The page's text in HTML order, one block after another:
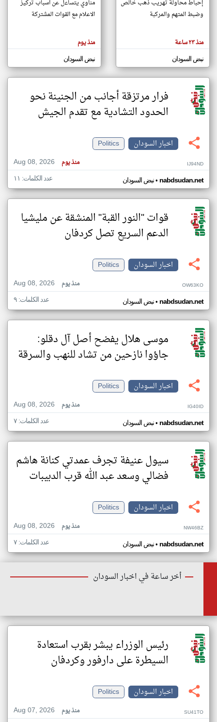
مصادر الأخبار من السودان
اخبار السودان على مدار الساعة
أهم اخبار السودان العاجلة والمباشرة
المقالات
الموجوده
هنا عن
وجهة
كاتبيها.
إحباط محاولة تهريب ذهب خالص
وضبط المتهم والمركبة
منذ ٢٣ ساعة
نبض السودان
مناوي يتساءل عن أسباب تركيز
الاعلام مع القوات المشتركة
منذ يوم
نبض السودان
فرار مرتزقة أجانب من الجنينة نحو
الحدود التشادية مع تقدم الجيش
اخبار السودان
Politics
Aug 08, 2026
منذ يوم IJ94ND
نبض السودان• nabdsudan.net عدد الكلمات: ١١
قوات "النور القبة" المنشقة عن مليشيا
الدعم السريع تصل كردفان
اخبار السودان
Politics
Aug 08, 2026
منذ يوم OW63KO
نبض السودان• nabdsudan.net عدد الكلمات: ٩
موسى هلال يفضح أصل آل دقلو:
جاؤوا نازحين من تشاد للنهب والسرقة
اخبار السودان
Politics
Aug 08, 2026
منذ يوم IG40ID
نبض السودان• nabdsudan.net عدد الكلمات: ٧
سيول عنيفة تجرف عمدتي كنانة هاشم
فضالي وسعد عبد الله قرب الدبيبات
اخبار السودان
Politics
Aug 08, 2026
منذ يوم NW46BZ
نبض السودان• nabdsudan.net عدد الكلمات: ٧
أخر ساعة في اخبار السودان
رئيس الوزراء يبشر بقرب استعادة
السيطرة على دارفور وكردفان
اخبار السودان
Politics
Aug 07, 2026
منذ يوم SU41TO
klyoum.com